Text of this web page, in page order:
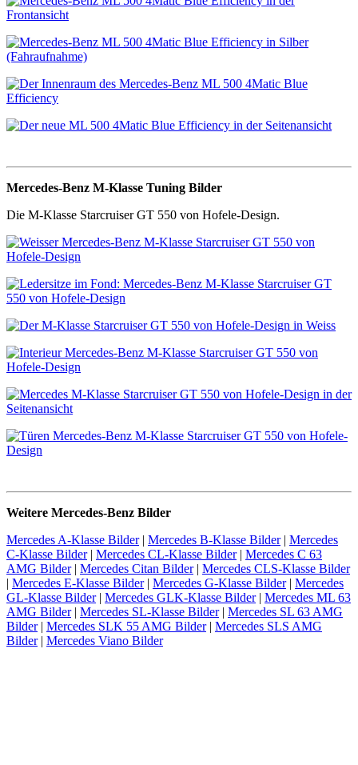
Mercedes-Benz M-Klasse Tuning Bilder
Die M-Klasse Starcruiser GT 550 von Hofele-Design.
Weitere Mercedes-Benz Bilder
Mercedes A-Klasse Bilder| Mercedes B-Klasse Bilder| Mercedes
C-Klasse Bilder| Mercedes CL-Klasse Bilder| Mercedes C 63
AMG Bilder| Mercedes Citan Bilder| Mercedes CLS-Klasse Bilder
| Mercedes E-Klasse Bilder| Mercedes G-Klasse Bilder| Mercedes
GL-Klasse Bilder| Mercedes GLK-Klasse Bilder| Mercedes ML 63
AMG Bilder| Mercedes SL-Klasse Bilder| Mercedes SL 63 AMG
Bilder| Mercedes SLK 55 AMG Bilder| Mercedes SLS AMG
Bilder| Mercedes Viano Bilder